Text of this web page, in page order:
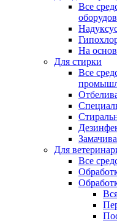
Все
На
Для стирки
Все
Для
Все